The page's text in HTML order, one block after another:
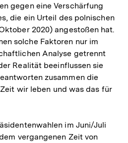
gegen eine Verschärfung
die ein Urteil des polnischen
2020) angestoßen hat.
solche Faktoren nur im
Analyse getrennt
Realität beeinflussen sie
zusammen die
wir leben und was das für
im Juni/Juli
vergangenen Zeit von